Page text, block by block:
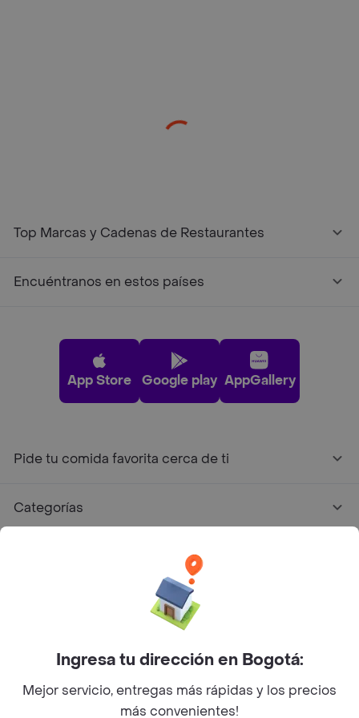
Top Marcas y Cadenas de Restaurantes
Encuéntranos en estos países
App Store Google play AppGallery
Pide tu comida favorita cerca de ti
Categorías
Facebook
Twitter
Instagram
©2026Rappi Inc. All rights reserved.
Ingresa tu dirección en Bogotá:
Mejor servicio, entregas más rápidas y los precios
más convenientes!